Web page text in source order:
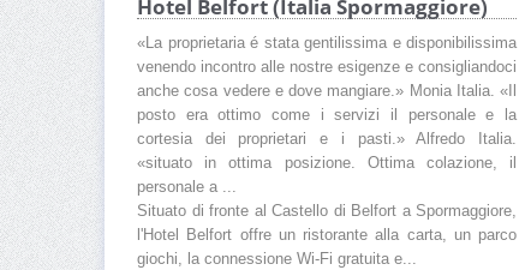
Hotel Belfort (Italia Spormaggiore)
«La proprietaria é stata gentilissima e disponibilissima
venendo incontro alle nostre esigenze e consigliandoci
anche cosa vedere e dove mangiare.» Monia Italia. «Il
posto era ottimo come i servizi il personale e la
cortesia dei proprietari e i pasti.» Alfredo Italia.
«situato in ottima posizione. Ottima colazione, il
personale a ...
Situato di fronte al Castello di Belfort a Spormaggiore,
l'Hotel Belfort offre un ristorante alla carta, un parco
giochi, la connessione Wi-Fi gratuita e...